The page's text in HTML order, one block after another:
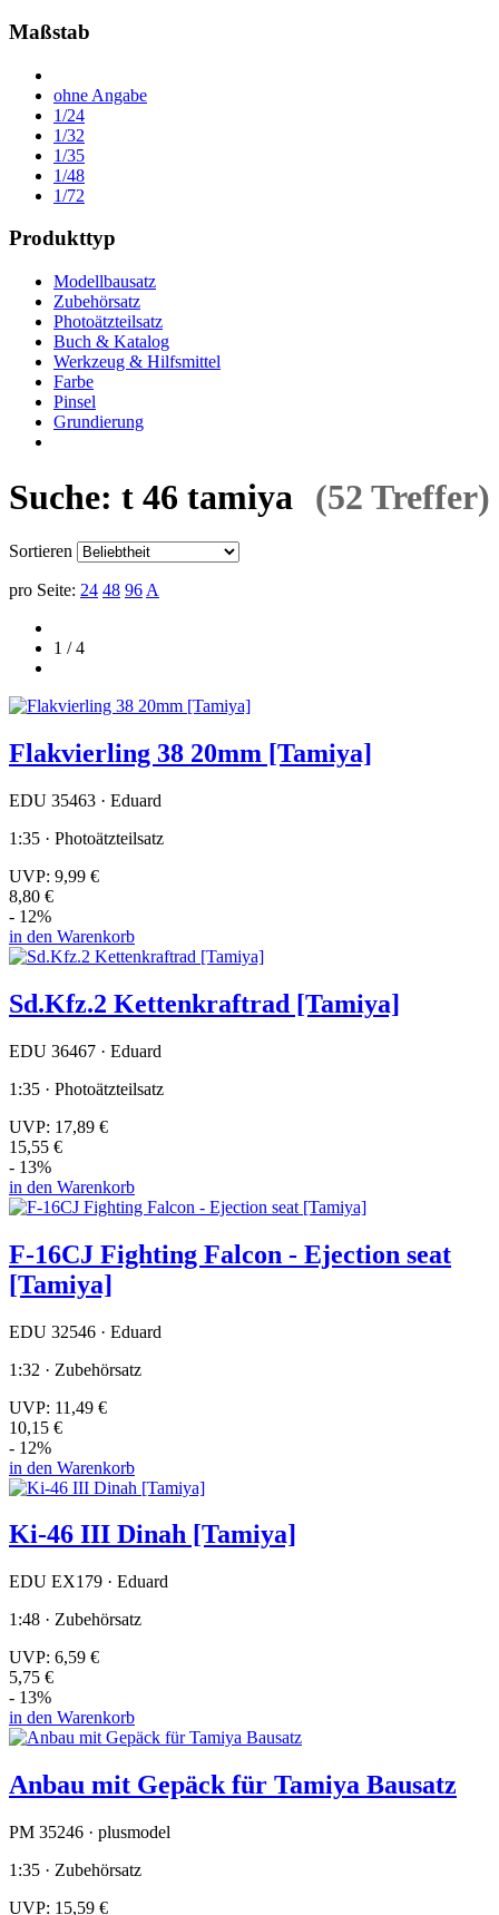
Maßstab
ohne Angabe
1/24
1/32
1/35
1/48
1/72
Produkttyp
Modellbausatz
Zubehörsatz
Photoätzteilsatz
Buch & Katalog
Werkzeug & Hilfsmittel
Farbe
Pinsel
Grundierung
Suche: t 46 tamiya (52 Treffer)
Sortieren
pro Seite: 24 48 96 A
1 / 4
Flakvierling 38 20mm [Tamiya]
EDU 35463 · Eduard
1:35 · Photoätzteilsatz
UVP: 9,99 €
8,80 €
- 12%
in den Warenkorb
Sd.Kfz.2 Kettenkraftrad [Tamiya]
EDU 36467 · Eduard
1:35 · Photoätzteilsatz
UVP: 17,89 €
15,55 €
- 13%
in den Warenkorb
F-16CJ Fighting Falcon - Ejection seat
[Tamiya]
EDU 32546 · Eduard
1:32 · Zubehörsatz
UVP: 11,49 €
10,15 €
- 12%
in den Warenkorb
Ki-46 III Dinah [Tamiya]
EDU EX179 · Eduard
1:48 · Zubehörsatz
UVP: 6,59 €
5,75 €
- 13%
in den Warenkorb
Anbau mit Gepäck für Tamiya Bausatz
PM 35246 · plusmodel
1:35 · Zubehörsatz
UVP: 15,59 €